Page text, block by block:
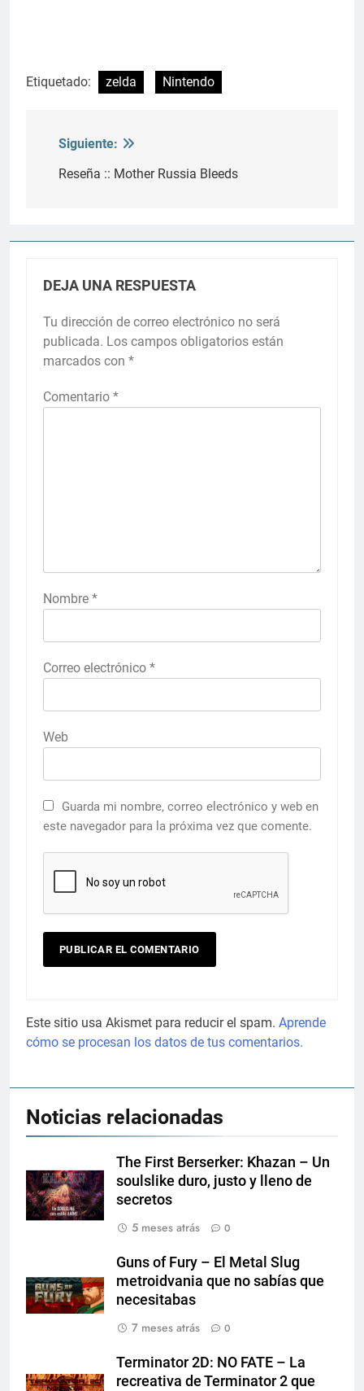
Etiquetado: zelda Nintendo
Navegación
de
Siguiente:
Reseña :: Mother Russia Bleeds
DEJA UNA RESPUESTA
Tu dirección de correo electrónico no será
publicada. Los campos obligatorios están
marcados con *
Comentario *
Nombre *
Correo electrónico *
Web
Guarda mi nombre, correo electrónico y web en
este navegador para la próxima vez que comente.
Este sitio usa Akismet para reducir el spam. Aprende
cómo se procesan los datos de tus comentarios.
Noticias relacionadas
The First Berserker: Khazan – Un
soulslike duro, justo y lleno de
secretos
5 meses atrás
0
Guns of Fury – El Metal Slug
metroidvania que no sabías que
necesitabas
7 meses atrás
0
Terminator 2D: NO FATE – La
recreativa de Terminator 2 que